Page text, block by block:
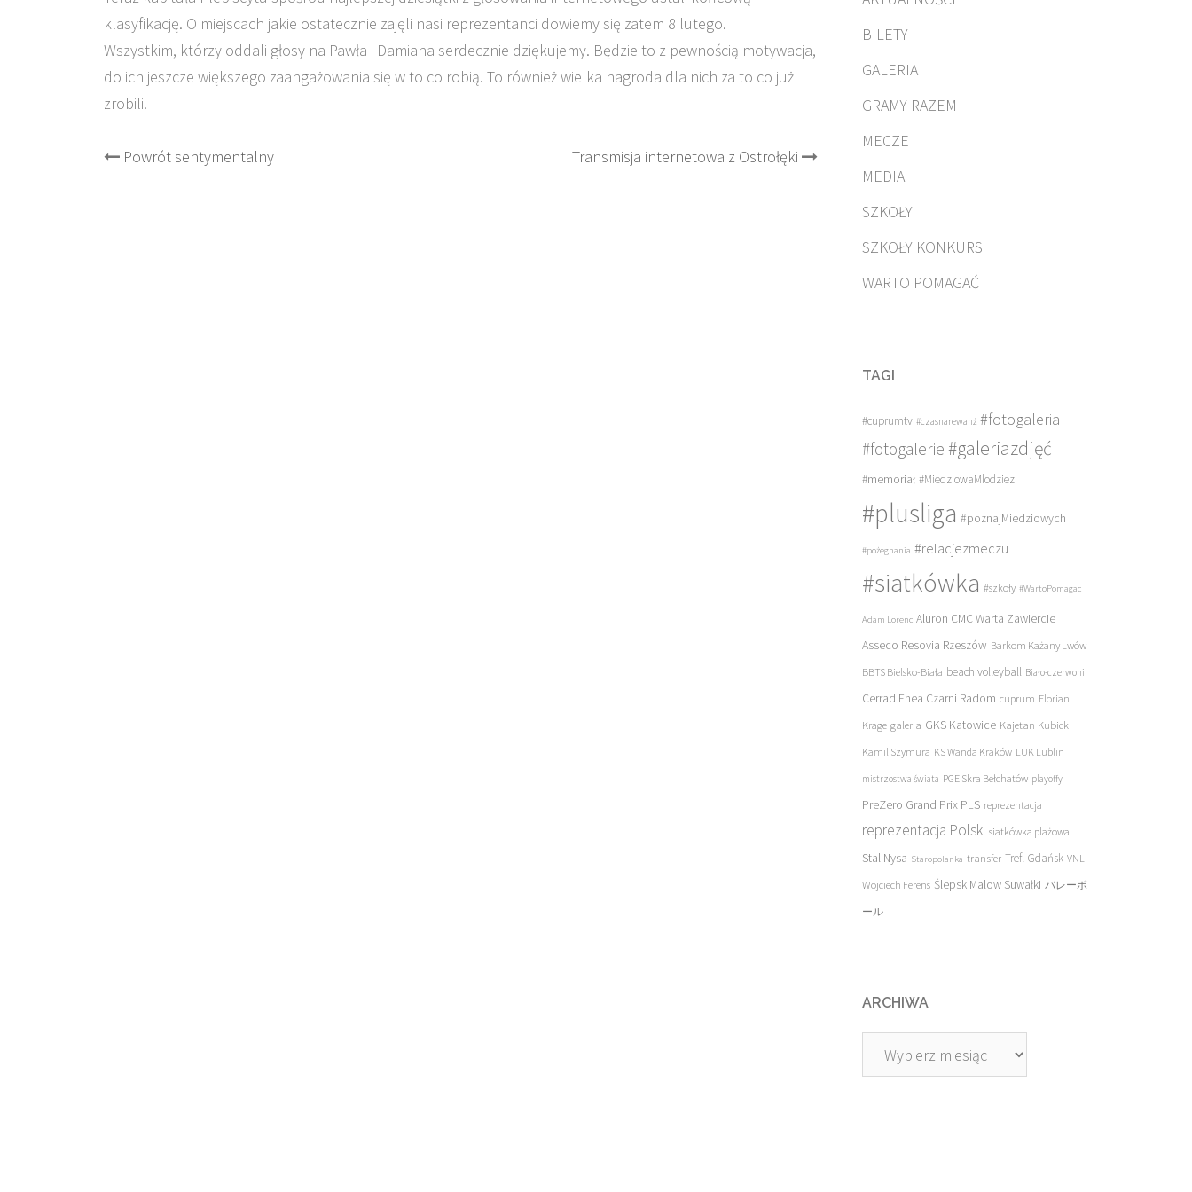
klasyfikację. O miejscach jakie ostatecznie zajęli nasi reprezentanci dowiemy się zatem 8 lutego.
Wszystkim, którzy oddali głosy na Pawła i Damiana serdecznie dziękujemy. Będzie to z pewnością motywacja,
do ich jeszcze większego zaangażowania się w to co robią. To również wielka nagroda dla nich za to co już
zrobili.
Post
Powrót sentymentalny Transmisja internetowa z Ostrołęki
BILETY
GALERIA
GRAMY RAZEM
MECZE
MEDIA
SZKOŁY
SZKOŁY KONKURS
WARTO POMAGAĆ
TAGI
#cuprumtv #czasnarewanż #fotogaleria
#fotogalerie #galeriazdjęć
#memoriał #MiedziowaMlodziez
#plusliga #poznajMiedziowych
#pożegnania #relacjezmeczu
#siatkówka #szkoły #WartoPomagac
Adam Lorenc Aluron CMC Warta Zawiercie
Asseco Resovia Rzeszów Barkom Każany Lwów
BBTS Bielsko-Biała beach volleyball Biało-czerwoni
Cerrad Enea Czarni Radom cuprum Florian
Krage galeria GKS Katowice Kajetan Kubicki
Kamil Szymura KS Wanda Kraków LUK Lublin
mistrzostwa świata PGE Skra Bełchatów playoffy
PreZero Grand Prix PLS reprezentacja
reprezentacja Polski siatkówka plażowa
Stal Nysa Staropolanka transfer Trefl Gdańsk VNL
Wojciech Ferens Ślepsk Malow Suwałki バレーボ
ール
ARCHIWA
Archiwa